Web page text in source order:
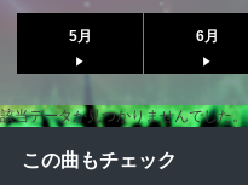
5月 6月
該当データが見つかりませんでした。
この曲もチェック